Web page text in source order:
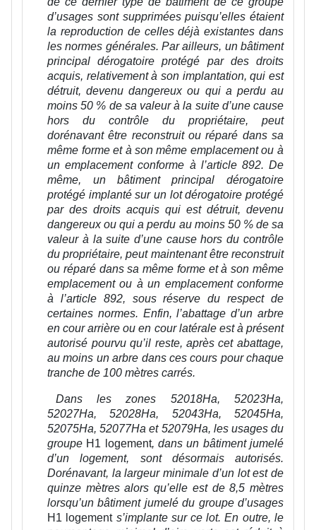
d’usages sont supprimées puisqu’elles étaient
la reproduction de celles déjà existantes dans
les normes générales. Par ailleurs, un bâtiment
principal dérogatoire protégé par des droits
acquis, relativement à son implantation, qui est
détruit, devenu dangereux ou qui a perdu au
moins 50 % de sa valeur à la suite d’une cause
hors du contrôle du propriétaire, peut
dorénavant être reconstruit ou réparé dans sa
même forme et à son même emplacement ou à
un emplacement conforme à l’article 892. De
même, un bâtiment principal dérogatoire
protégé implanté sur un lot dérogatoire protégé
par des droits acquis qui est détruit, devenu
dangereux ou qui a perdu au moins 50 % de sa
valeur à la suite d’une cause hors du contrôle
du propriétaire, peut maintenant être reconstruit
ou réparé dans sa même forme et à son même
emplacement ou à un emplacement conforme
à l’article 892, sous réserve du respect de
certaines normes. Enfin, l’abattage d’un arbre
en cour arrière ou en cour latérale est à présent
autorisé pourvu qu’il reste, après cet abattage,
au moins un arbre dans ces cours pour chaque
tranche de 100 mètres carrés.
Dans les zones 52018Ha, 52023Ha,
52027Ha, 52028Ha, 52043Ha, 52045Ha,
52075Ha, 52077Ha et 52079Ha, les usages du
groupe H1 logement,dans un bâtiment jumelé
d’un logement, sont désormais autorisés.
Dorénavant, la largeur minimale d’un lot est de
quinze mètres alors qu’elle est de 8,5 mètres
lorsqu’un bâtiment jumelé du groupe d’usages
H1 logement s’implante sur ce lot. En outre, le